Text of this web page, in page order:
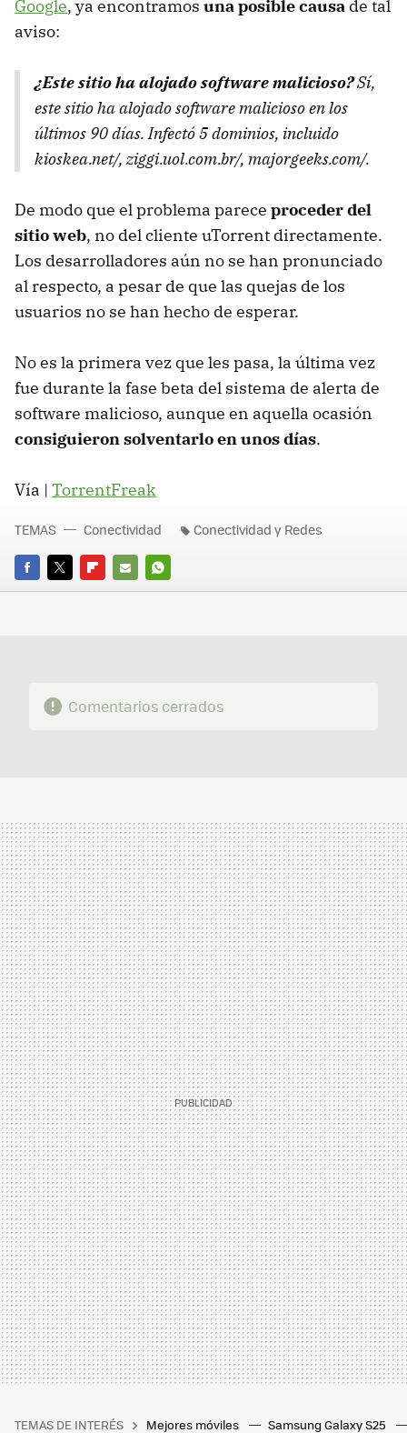
Google, ya encontramos una posible causa de tal
aviso:
¿Este sitio ha alojado software malicioso?Sí,
este sitio ha alojado software malicioso en los
últimos 90 días. Infectó 5 dominios, incluido
kioskea.net/, ziggi.uol.com.br/, majorgeeks.com/.
De modo que el problema parece proceder del
sitio web, no del cliente uTorrent directamente.
Los desarrolladores aún no se han pronunciado
al respecto, a pesar de que las quejas de los
usuarios no se han hecho de esperar.
No es la primera vez que les pasa, la última vez
fue durante la fase beta del sistema de alerta de
software malicioso, aunque en aquella ocasión
consiguieron solventarlo en unos días.
Vía | TorrentFreak
FACEBOOK
TWITTERFLIPBOARD
E-
WHATSAPP
TEMAS Conectividad Conectividad y Redes
Comentarios cerrados
TEMAS DE INTERÉS Mejores móviles Samsung Galaxy S25